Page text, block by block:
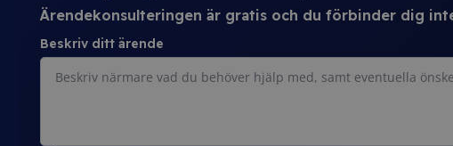
Ärendekonsulteringen är gratis och du förbinder dig
Beskriv ditt ärende